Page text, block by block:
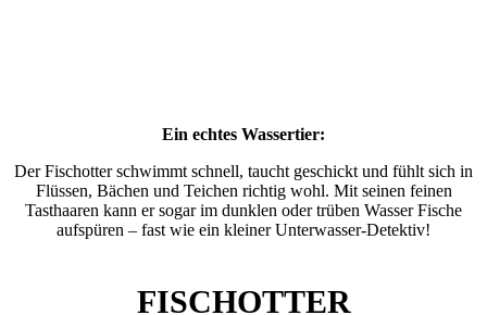
Ein echtes Wassertier:
Der Fischotter schwimmt schnell, taucht geschickt und fühlt sich in
Flüssen, Bächen und Teichen richtig wohl. Mit seinen feinen
Tasthaaren kann er sogar im dunklen oder trüben Wasser Fische
aufspüren – fast wie ein kleiner Unterwasser-Detektiv!
FISCHOTTER